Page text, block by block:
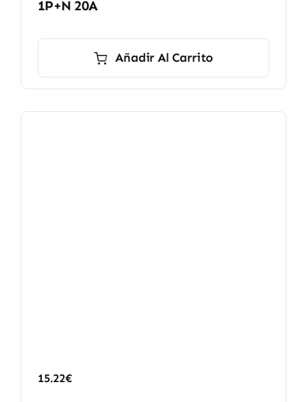
1P+N 20A
Añadir Al Carrito
15.22€